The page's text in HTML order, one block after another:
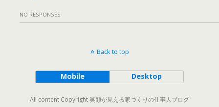
NO RESPONSES
Back to top
Mobile Desktop
All content Copyright 笑顔が見える家づくりの仕事人ブログ